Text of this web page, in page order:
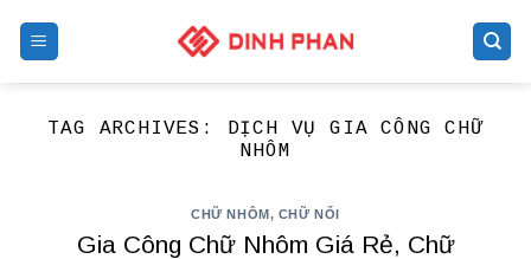
TAG ARCHIVES: DỊCH VỤ GIA CÔNG CHỮ
NHÔM
CHỮ NHÔM, CHỮ NỔI
Gia Công Chữ Nhôm Giá Rẻ, Chữ